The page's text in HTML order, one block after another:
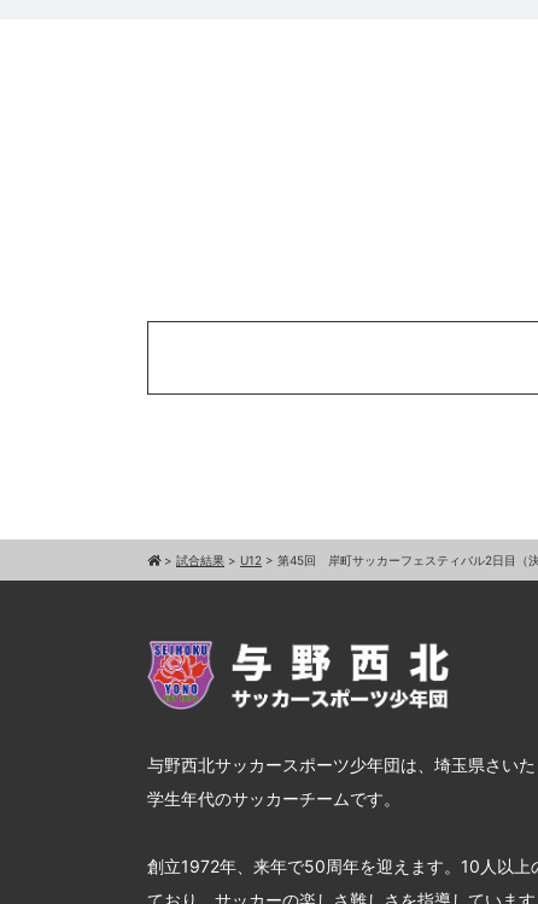
> 試合結果 > U12 > 第45回 岸町サッカーフェスティバル2日目（決
与野西北サッカースポーツ少年団は、埼玉県さい
学生年代のサッカーチームです。
創立1972年、来年で50周年を迎えます。10人以上